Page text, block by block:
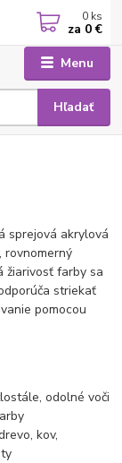
Menu
Hľadať
0 ks
za 0 €
sprejová akrylová
rovnomerný
žiarivosť farby sa
striekať
pomocou
odolné voči
kov,